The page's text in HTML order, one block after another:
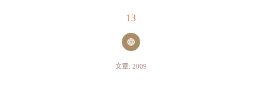
13
文章: 2009